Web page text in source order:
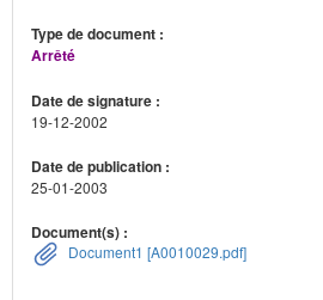
Type de document :
Arrêté
Date de signature :
19-12-2002
Date de publication :
25-01-2003
Document(s) :
Document1 [A0010029.pdf]